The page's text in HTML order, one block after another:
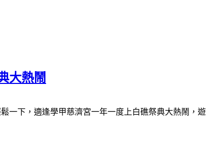
大熱鬧
一下，適逢學甲慈濟宮一年一度上白礁祭典大熱鬧，遊